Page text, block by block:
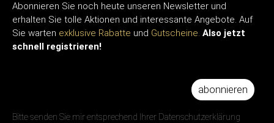
Abonnieren Sie noch heute unseren Newsletter und
erhalten Sie tolle Aktionen und interessante Angebote. Auf
Sie warten exklusive Rabatte und Gutscheine. Also jetzt
schnell registrieren!
abonnieren
Bitte senden Sie mir entsprechend Ihrer Datenschutzerklärung